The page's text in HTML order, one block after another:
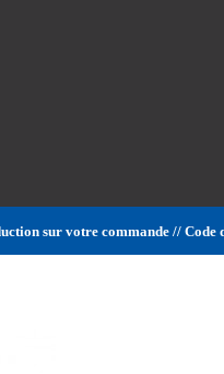
sur votre commande // Code